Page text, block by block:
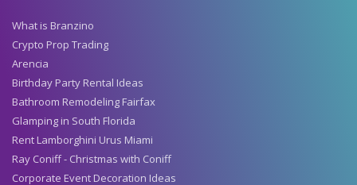
What is Branzino
Crypto Prop Trading
Arencia
Birthday Party Rental Ideas
Bathroom Remodeling Fairfax
Glamping in South Florida
Rent Lamborghini Urus Miami
Ray Coniff - Christmas with Coniff
Corporate Event Decoration Ideas